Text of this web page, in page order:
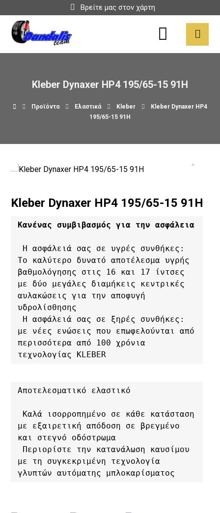
Βρείτε μας στον χάρτη
Kleber Dynaxer HP4 195/65-15 91H
Προϊόντα Ελαστικά Kleber
Kleber Dynaxer HP4
195/65-15 91H
Kleber Dynaxer HP4 195/65-15 91H
Κανένας συμβιβασμός για την ασφάλεια
Το καλύτερο δυνατό αποτέλεσμα υγρής
βαθμολόγησης στις 16 και 17 ίντσες
με δύο μεγάλες διαμήκεις κεντρικές
αυλακώσεις για την αποφυγή
υδρολίσθησης
με νέες ενώσεις που επωφελούνται από
περισσότερα από 100 χρόνια
τεχνολογίας KLEBER
Αποτελεσματικό ελαστικό
με εξαιρετική απόδοση σε βρεγμένο
και στεγνό οδόστρωμα
με τη συγκεκριμένη τεχνολογία
γλυπτών αυτόματης μπλοκαρίσματος